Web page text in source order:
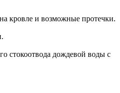
кровле и возможные протечки.
стокоотвода дождевой воды с